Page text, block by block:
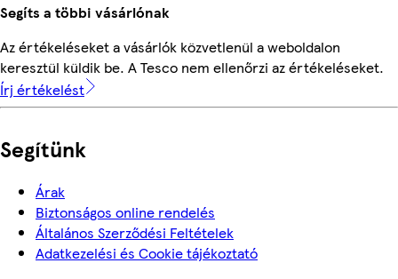
Segíts a többi vásárlónak
Az értékeléseket a vásárlók közvetlenül a weboldalon
keresztül küldik be. A Tesco nem ellenőrzi az értékeléseket.
Írj értékelést
Segítünk
Árak
Biztonságos online rendelés
Általános Szerződési Feltételek
Adatkezelési és Cookie tájékoztató